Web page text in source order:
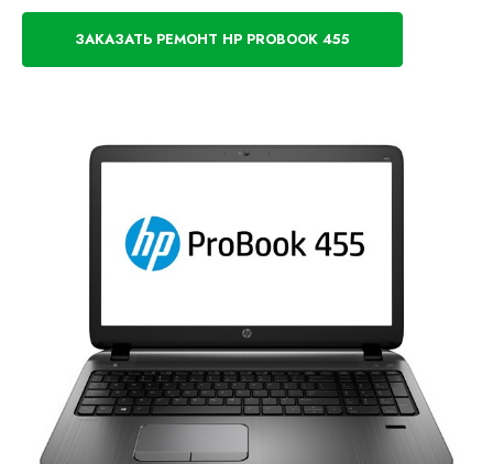
ЗАКАЗАТЬ РЕМОНТ HP PROBOOK 455